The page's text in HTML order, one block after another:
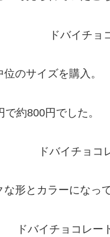
のサイズを購入。
約800円でした。
形とカラーになっ